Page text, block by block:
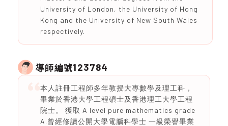
University of London, the University of Hong
Kong and the University of New South Wales
respectively.
導師編號123784
本人註冊工程師多年教授大專數學及理工科，
畢業於香港大學工程碩士及香港理工大學工程
院士。 獲取 A level pure mathematics grade
A.曾經修讀公開大學電腦科學士 一級榮譽畢業